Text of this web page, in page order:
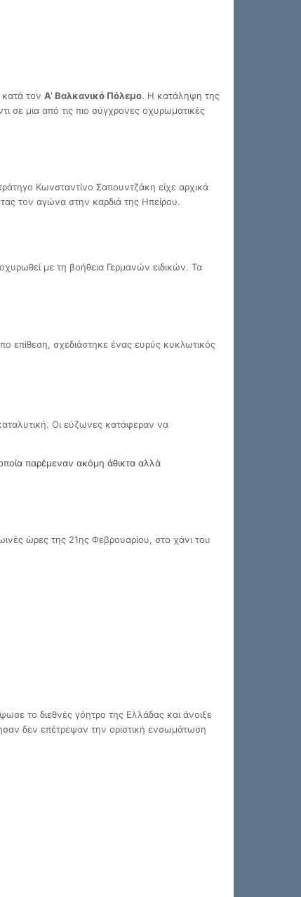
τον Α’ Βαλκανικό Πόλεμο. Η κατάληψη της
σε μια από τις πιο σύγχρονες οχυρωματικές
Κωνσταντίνο Σαπουντζάκη είχε αρχικά
τον αγώνα στην καρδιά της Ηπείρου.
με τη βοήθεια Γερμανών ειδικών. Τα
επίθεση, σχεδιάστηκε ένας ευρύς κυκλωτικός
Οι εύζωνες κατάφεραν να
παρέμεναν ακόμη άθικτα αλλά
ώρες της 21ης Φεβρουαρίου, στο χάνι του
το διεθνές γόητρο της Ελλάδας και άνοιξε
δεν επέτρεψαν την οριστική ενσωμάτωση